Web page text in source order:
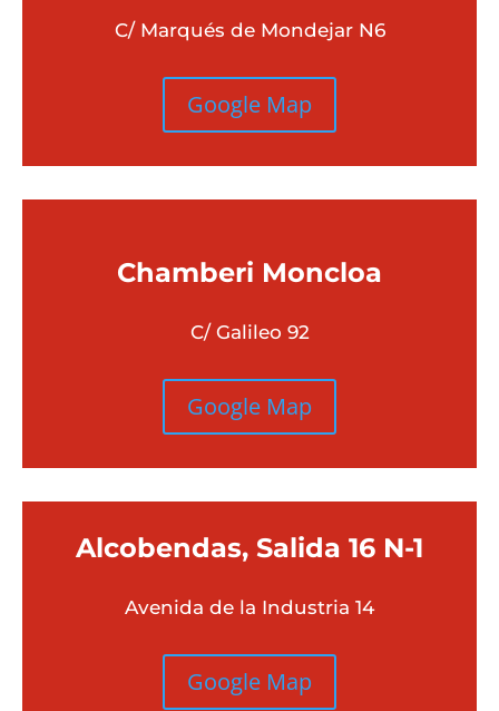
C/ Marqués de Mondejar N6
Google Map
Chamberi Moncloa
C/ Galileo 92
Google Map
Alcobendas, Salida 16 N-1
Avenida de la Industria 14
Google Map